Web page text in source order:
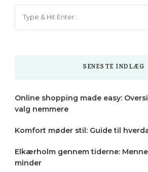
SENESTE INDLÆG
Online shopping made easy:
valg nemmere
Komfort møder stil: Guide til
Elkærholm gennem tiderne:
minder